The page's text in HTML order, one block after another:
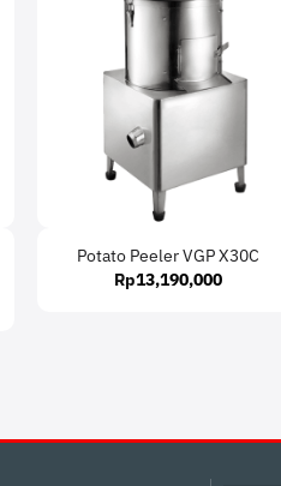
Potato Peeler VGP X30C
Rp13,190,000